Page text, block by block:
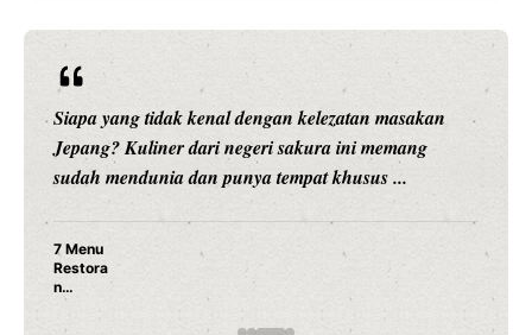
Siapa yang tidak kenal dengan kelezatan masakan
Jepang? Kuliner dari negeri sakura ini memang
sudah mendunia dan punya tempat khusus ...
7 Menu
Restora
n
Jepang
yang